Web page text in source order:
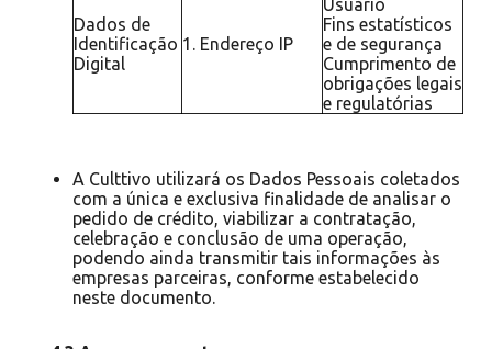
Dados de
Identificação
Digital
1. Endereço IP
Usuário
Fins estatísticos
e de segurança
Cumprimento de
obrigações legais
e regulatórias
A Culttivo utilizará os Dados Pessoais coletados
com a única e exclusiva finalidade de analisar o
pedido de crédito, viabilizar a contratação,
celebração e conclusão de uma operação,
podendo ainda transmitir tais informações às
empresas parceiras, conforme estabelecido
neste documento.